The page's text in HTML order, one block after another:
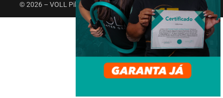
© 2026 – VOLL Pilates Group. Todos os direitos reservados.